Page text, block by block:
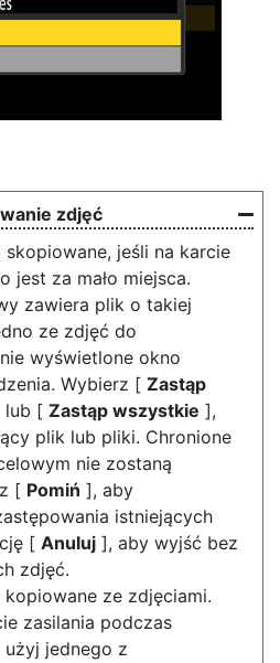
zdjęć
jeśli na karcie
jest za mało miejsca.
zawiera plik o takiej
ze zdjęć do
wyświetlone okno
Wybierz [ Zastąp
lub [ Zastąp wszystkie ],
plik lub pliki. Chronione
nie zostaną
[ Pomiń ], aby
istniejących
[ Anuluj ], aby wyjść bez
zdjęć.
ze zdjęciami.
zasilania podczas
jednego z